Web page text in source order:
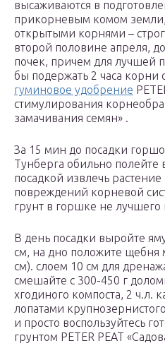
высаживаются в
прикорневым комом
открытыми корнями –
второй половине апреля,
почек, причем для лучшей
бы подержать 2 часа корни
гуминовое удобрение
стимулирования
замачивания семян» .
За 15 мин до посадки
Тунберга обильно полейте
посадкой извлечь
повреждений корневой
грунт в горшке не лучшего
В день посадки выройте
см, на дно положите
см). слоем 10 см для
смешайте с 300-450 г
хгодиного компоста, 2 ч.л.
лопатами
и просто воспользуйтесь
грунтом PETER PEAT